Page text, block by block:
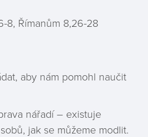
8, Římanům 8,26-28
aby nám pomohl naučit
nářadí – existuje
jak se můžeme modlit.